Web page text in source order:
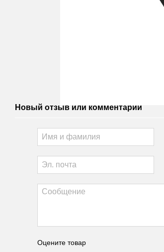
Новый отзыв или комментарий
Оцените товар